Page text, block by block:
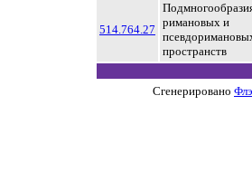
514.764.27
римановых и
пространств
Сгенерировано